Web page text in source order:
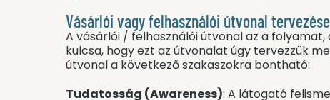
Vásárlói vagy felhasználói útvonal tervezése
A vásárlói / felhasználói útvonal az a
kulcsa, hogy ezt az útvonalat úgy tervezzük
útvonal a következő szakaszokra bontható:
Tudatosság (Awareness): A látogató